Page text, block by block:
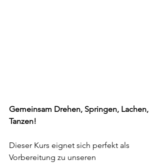
Gemeinsam Drehen, Springen, Lachen,
Tanzen!
Dieser Kurs eignet sich perfekt als
Vorbereitung zu unseren